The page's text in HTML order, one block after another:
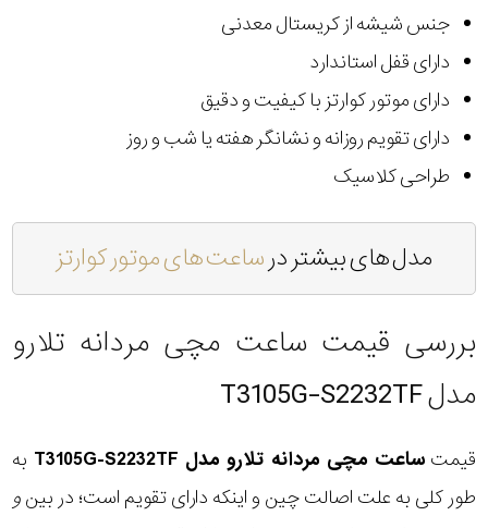
جنس شیشه از کریستال معدنی
دارای قفل استاندارد
دارای موتور کوارتز با کیفیت و دقیق
دارای تقویم روزانه و نشانگر هفته یا شب و روز
طراحی کلاسیک
مدل های بیشتر درساعت های موتور کوارتز
بررسی قیمت ساعت مچی مردانه تلارو
مدل T3105G-S2232TF
قیمت ساعت مچی مردانه تلارو مدل T3105G-S2232TF
به
طور کلی به علت اصالت چین و اینکه دارای تقویم است؛ در بینو